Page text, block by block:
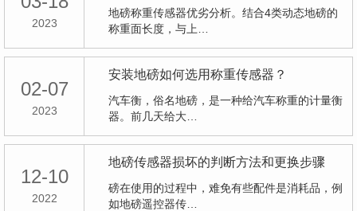
2023
地磅称重传感器优劣分析。结合4类动态地磅的
称重面长度，与上…
02-07
2023
安装地磅如何选用称重传感器？
汽车衡，俗名地磅，是一种给汽车称重的计量衡
器。前几天给大…
12-10
2022
地磅传感器损坏的判断方法和更换步骤
磅在使用的过程中，难免有些配件是消耗品，例
如地磅遥控器传…